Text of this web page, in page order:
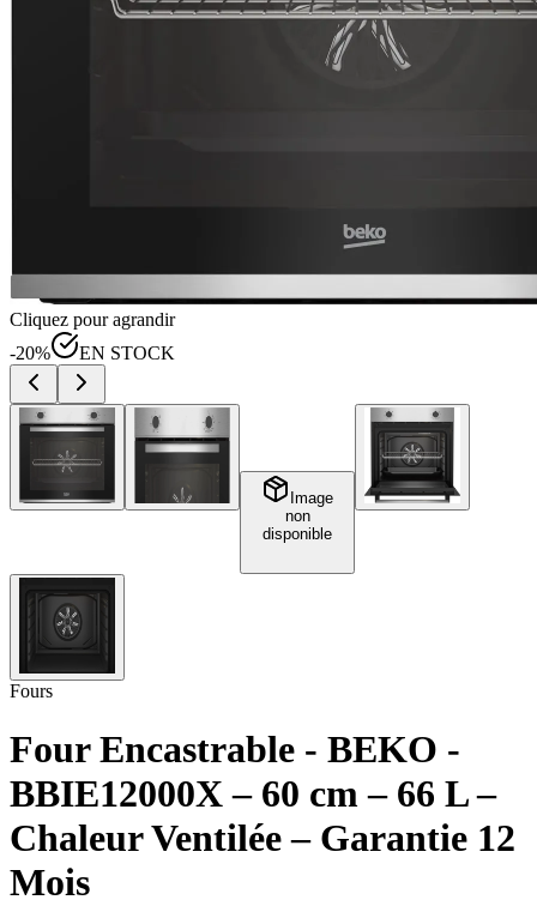
Cliquez pour agrandir
-20% EN STOCK
Image
non
disponible
Fours
Four Encastrable - BEKO -
BBIE12000X – 60 cm – 66 L –
Chaleur Ventilée – Garantie 12
Mois